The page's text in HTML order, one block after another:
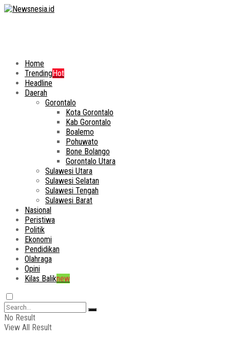
Home
TrendingHot
Headline
Daerah
Gorontalo
Kota Gorontalo
Kab Gorontalo
Boalemo
Pohuwato
Bone Bolango
Gorontalo Utara
Sulawesi Utara
Sulawesi Selatan
Sulawesi Tengah
Sulawesi Barat
Nasional
Peristiwa
Politik
Ekonomi
Pendidikan
Olahraga
Opini
Kilas Baliknew
No Result
View All Result